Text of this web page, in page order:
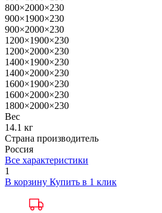
800×2000×230
900×1900×230
900×2000×230
1200×1900×230
1200×2000×230
1400×1900×230
1400×2000×230
1600×1900×230
1600×2000×230
1800×2000×230
Вес
14.1 кг
Страна производитель
Россия
Все характеристики
1
В корзину Купить в 1 клик